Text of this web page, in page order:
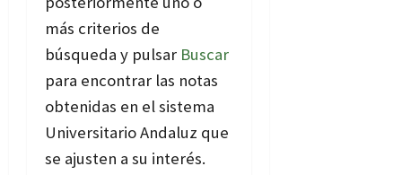
más criterios de
búsqueda y pulsar Buscar
para encontrar las notas
obtenidas en el sistema
Universitario Andaluz que
se ajusten a su interés.